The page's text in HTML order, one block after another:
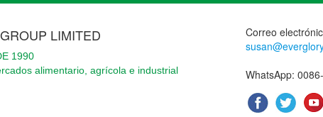
LIMITED
1990
alimentario, agrícola e industrial
Correo
WhatsApp: